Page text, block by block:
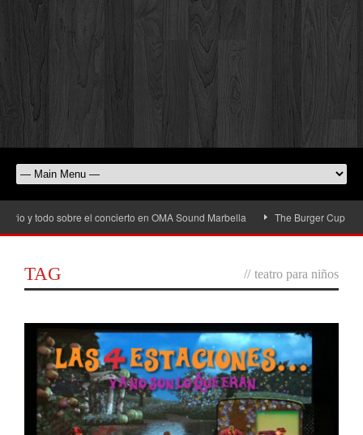
y todo sobre el concierto en OMA Sound Marbella The Burger Cup llega
TAG // teatro para niños